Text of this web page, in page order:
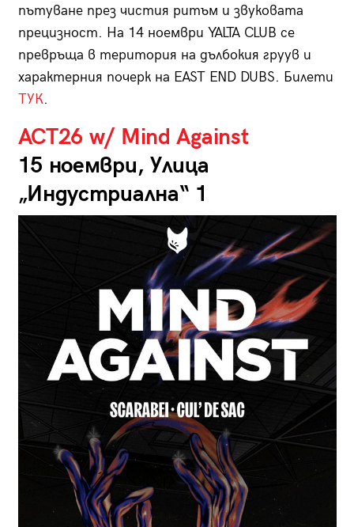
пътуване през чистия ритъм и звуковата
прецизност. На 14 ноември YALTA CLUB се
превръща в територия на дълбокия груув и
характерния почерк на EAST END DUBS. Билети
ТУК.
ACT26 w/ Mind Against
15 ноември, Улица
„Индустриална“ 1